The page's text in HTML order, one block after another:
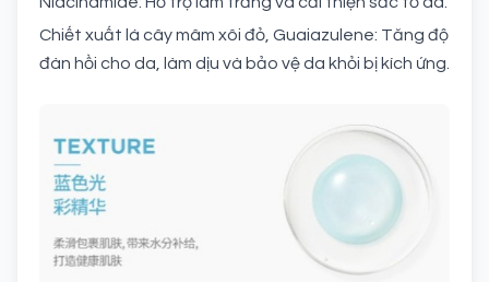
Chiết xuất lá cây mâm xôi đỏ, Guaiazulene: Tăng độ
đàn hồi cho da, làm dịu và bảo vệ da khỏi bị kích ứng.